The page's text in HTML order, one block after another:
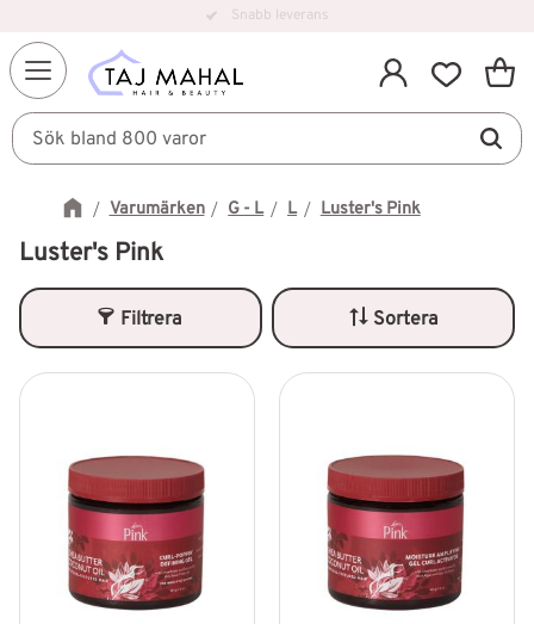
Meny
Snabb leverans
Luster's Pink
Varumärken G - L L Luster's Pink
Filtrera Sortera